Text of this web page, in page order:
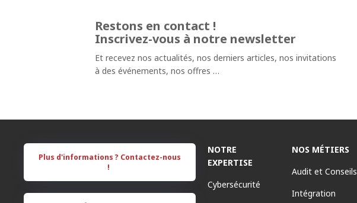
Restons en contact !
Inscrivez-vous à notre newsletter
Et recevez nos actualités, nos derniers articles, nos invitations
à des événements, nos offres …
NOTRE
EXPERTISE
Cybersécurité
NOS MÉTIERS
Audit et Conseils
Intégration